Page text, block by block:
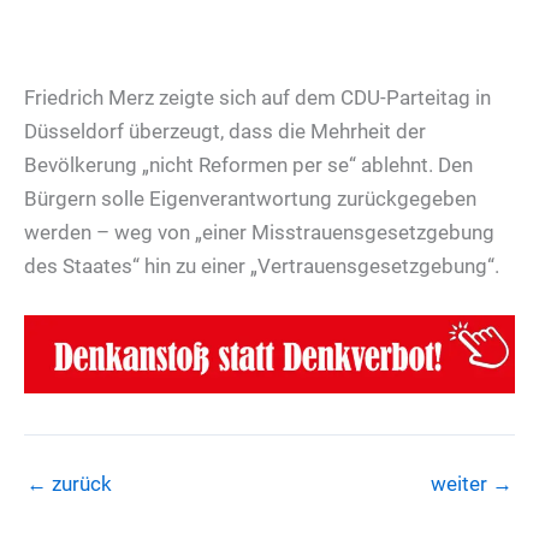
Friedrich Merz zeigte sich auf dem CDU-Parteitag in
Düsseldorf überzeugt, dass die Mehrheit der
Bevölkerung „nicht Reformen per se“ ablehnt. Den
Bürgern solle Eigenverantwortung zurückgegeben
werden – weg von „einer Misstrauensgesetzgebung
des Staates“ hin zu einer „Vertrauensgesetzgebung“.
← zurück weiter →